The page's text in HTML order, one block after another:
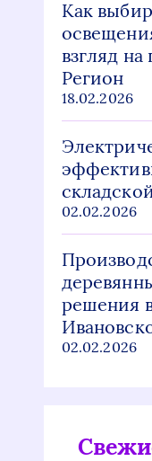
Как
взгляд
Регион
18.02.2026
02.02.2026
решения
02.02.2026